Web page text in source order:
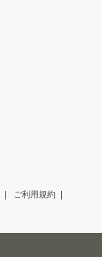
ご利用規約